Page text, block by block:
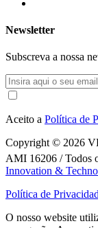
Newsletter
Subscreva a nossa
Aceito a Política de
Copyright © 2026
AMI 16206 / Todos
Innovation &
Política de
O nosso website